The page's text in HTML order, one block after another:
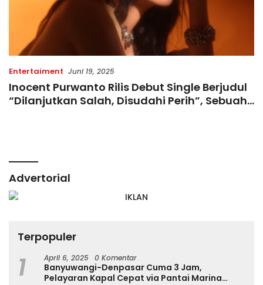
Entertaiment Juni 19, 2025
Inocent Purwanto Rilis Debut Single Berjudul
“Dilanjutkan Salah, Disudahi Perih”, Sebuah
Advertorial
Terpopuler
1 April 6, 2025 0 Komentar
Banyuwangi-Denpasar Cuma 3 Jam,
Pelayaran Kapal Cepat via Pantai Marina